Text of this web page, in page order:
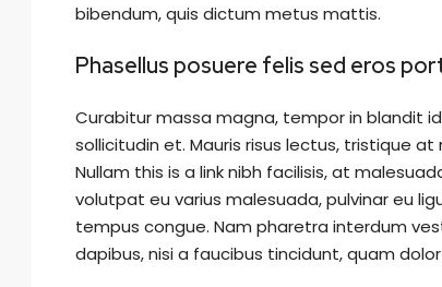
bibendum, quis dictum metus mattis.
Phasellus posuere felis sed eros
Curabitur massa magna, tempor in blandit
sollicitudin et. Mauris risus lectus, tristique
Nullam this is a link nibh facilisis, at
volutpat eu varius malesuada, pulvinar eu
tempus congue. Nam pharetra interdum
dapibus, nisi a faucibus tincidunt, quam